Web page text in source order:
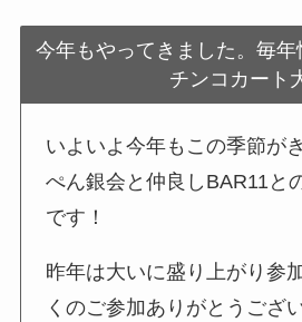
今年もやってきました。毎
チンコカート
いよいよ今年もこの季節が
ぺん銀会と仲良しBAR11と
です！
昨年は大いに盛り上がり参
くのご参加ありがとうござ